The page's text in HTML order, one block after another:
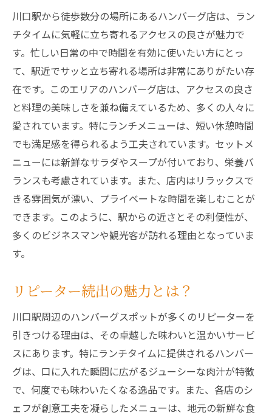
川口駅から徒歩数分の場所にあるハンバーグ店は、ラン
チタイムに気軽に立ち寄れるアクセスの良さが魅力で
す。忙しい日常の中で時間を有効に使いたい方にとっ
て、駅近でサッと立ち寄れる場所は非常にありがたい存
在です。このエリアのハンバーグ店は、アクセスの良さ
と料理の美味しさを兼ね備えているため、多くの人々に
愛されています。特にランチメニューは、短い休憩時間
でも満足感を得られるよう工夫されています。セットメ
ニューには新鮮なサラダやスープが付いており、栄養バ
ランスも考慮されています。また、店内はリラックスで
きる雰囲気が漂い、プライベートな時間を楽しむことが
できます。このように、駅からの近さとその利便性が、
多くのビジネスマンや観光客が訪れる理由となっていま
す。
リピーター続出の魅力とは？
川口駅周辺のハンバーグスポットが多くのリピーターを
引きつける理由は、その卓越した味わいと温かいサービ
スにあります。特にランチタイムに提供されるハンバー
グは、口に入れた瞬間に広がるジューシーな肉汁が特徴
で、何度でも味わいたくなる逸品です。また、各店のシ
ェフが創意工夫を凝らしたメニューは、地元の新鮮な食